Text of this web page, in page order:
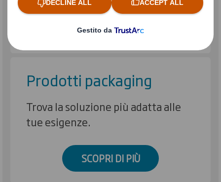
CONATTACI
Prodotti packaging
Trova la soluzione più adatta alle
tue esigenze.
SCOPRI DI PIÙ